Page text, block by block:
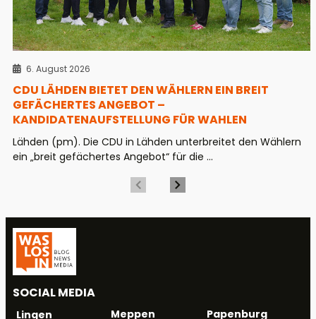
6. August 2026
CDU LÄHDEN BIETET DEN WÄHLERN EIN BREIT
GEFÄCHERTES ANGEBOT –
KANDIDATENAUFSTELLUNG FÜR WAHLEN
Lähden (pm). Die CDU in Lähden unterbreitet den Wählern
ein „breit gefächertes Angebot“ für die ...
SOCIAL MEDIA
Lingen Meppen Papenburg